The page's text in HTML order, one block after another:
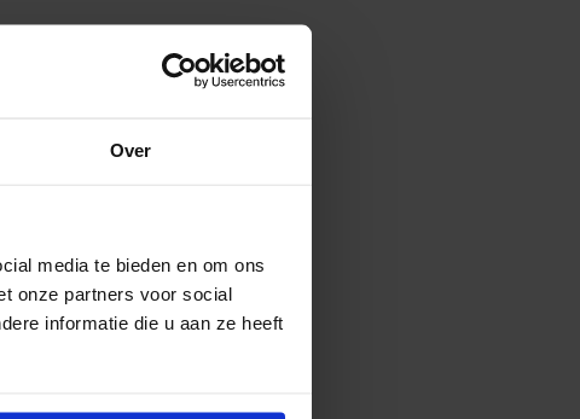
Over
media te bieden en om ons
onze partners voor social
informatie die u aan ze heeft
Dit combineer ik in mijn
bijdrage kan leveren, al
Maatschappelijke
baan als